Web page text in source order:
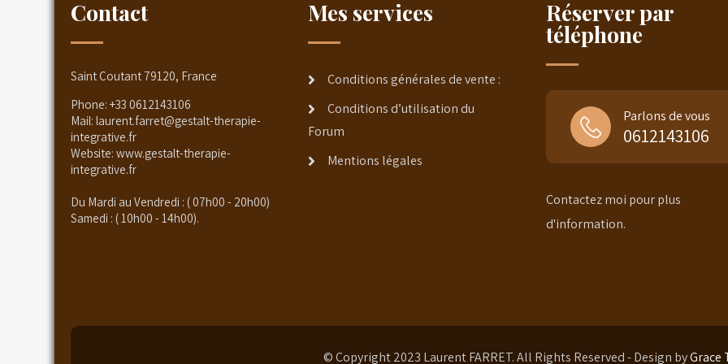
Contact
Saint Coutant 79120, France
Phone: +33 0612143106
Mail: laurent.farret@gestalt-therapie-
integrative.fr
Website: www.gestalt-therapie-
integrative.fr
Du Mardi au Vendredi : ( 07h00 - 20h00)
Samedi : ( 10h00 - 14h00).
Mes services
Conditions générales de vente :
Conditions d’utilisation du
Forum
Mentions légales
Réserver par
téléphone
Parlons de vous
0612143106
Contactez moi pour plus
d'information.
© Copyright 2023 Laurent FARRET. All Rights Reserved - Design byGrace